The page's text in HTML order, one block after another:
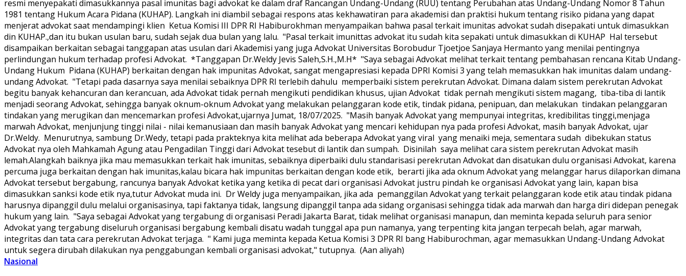
resmi menyepakati dimasukkannya pasal imunitas bagi advokat ke dalam draf Rancangan Undang-Undang (RUU) tentang Perubahan atas Undang-Undang Nomor 8 Tahun
1981 tentang Hukum Acara Pidana (KUHAP). Langkah ini diambil sebagai respons atas kekhawatiran para akademisi dan praktisi hukum tentang risiko pidana yang dapat
menjerat advokat saat mendampingi klien ‎ ‎Ketua Komisi III DPR RI Habiburokhman menyampaikan bahwa pasal terkait imunitas advokat sudah disepakati untuk dimasukkan
din KUHAP.,dan itu bukan usulan baru, sudah sejak dua bulan yang lalu. ‎ ‎"Pasal terkait imunittas advokat itu sudah kita sepakati untuk dimasukkan di KUHAP ‎ ‎Hal tersebut
disampaikan berkaitan sebagai tanggapan atas usulan dari Akademisi yang juga Advokat Universitas Borobudur Tjoetjoe Sanjaya Hermanto yang menilai pentingnya
perlindungan hukum terhadap profesi Advokat. ‎ ‎*Tanggapan Dr.Weldy Jevis Saleh,S.H.,M.H* ‎ ‎"Saya sebagai Advokat melihat terkait tentang pembahasan rencana Kitab Undang-
Undang Hukum Pidana (KUHAP) berkaitan dengan hak impunitas Advokat, sangat mengapresiasi kepada DPRI Komisi 3 yang telah memasukkan hak imunitas dalam undang-
undang Advokat. ‎ ‎"Tetapi pada dasarnya saya menilai sebaiknya DPR RI terlebih dahulu memperbaiki sistem perekrutan Advokat. Dimana dalam sistem perekrutan Advokat
begitu banyak kehancuran dan kerancuan, ada Advokat tidak pernah mengikuti pendidikan khusus, ujian Advokat tidak pernah mengikuti sistem magang, tiba-tiba di lantik
menjadi seorang Advokat, sehingga banyak oknum-oknum Advokat yang melakukan pelanggaran kode etik, tindak pidana, penipuan, dan melakukan tindakan pelanggaran
tindakan yang merugikan dan mencemarkan profesi Advokat,ujarnya Jumat, 18/07/2025. ‎ ‎"Masih banyak Advokat yang mempunyai integritas, kredibilitas tinggi,menjaga
marwah Advokat, menjunjung tinggi nilai - nilai kemanusiaan dan masih banyak Advokat yang mencari kehidupan nya pada profesi Advokat, masih banyak Advokat, ujar
Dr.Weldy. ‎ ‎Menurutnya, sambung Dr.Wedy, tetapi pada prakteknya kita melihat ada beberapa Advokat yang viral yang menaiki meja, sementara sudah dibekukan status
Advokat nya oleh Mahkamah Agung atau Pengadilan Tinggi dari Advokat tesebut di lantik dan sumpah. ‎ ‎Disinilah saya melihat cara sistem perekrutan Advokat masih
lemah.Alangkah baiknya jika mau memasukkan terkait hak imunitas, sebaiknya diperbaiki dulu standarisasi perekrutan Advokat dan disatukan dulu organisasi Advokat, karena
percuma juga berkaitan dengan hak imunitas,kalau bicara hak impunitas berkaitan dengan kode etik, berarti jika ada oknum Advokat yang melanggar harus dilaporkan dimana
Advokat tersebut bergabung, rancunya banyak Advokat ketika yang ketika di pecat dari organisasi Advokat justru pindah ke organisasi Advokat yang lain, kapan bisa
dimasukkan sanksi kode etik nya,tutur Advokat muda ini. ‎ ‎Dr Weldy juga menyampaikan, jika ada pemanggilan Advokat yang terkait pelanggaran kode etik atau tindak pidana
harusnya dipanggil dulu melalui organisasinya, tapi faktanya tidak, langsung dipanggil tanpa ada sidang organisasi sehingga tidak ada marwah dan harga diri didepan penegak
hukum yang lain. ‎ ‎"Saya sebagai Advokat yang tergabung di organisasi Peradi Jakarta Barat, tidak melihat organisasi manapun, dan meminta kepada seluruh para senior
Advokat yang tergabung diseluruh organisasi bergabung kembali disatu wadah tunggal apa pun namanya, yang terpenting kita jangan terpecah belah, agar marwah,
integritas dan tata cara perekrutan Advokat terjaga. ‎ ‎" Kami juga meminta kepada Ketua Komisi 3 DPR RI bang Habiburochman, agar memasukkan Undang-Undang Advokat
untuk segera dirubah dilakukan nya penggabungan kembali organisasi advokat," tutupnya. ‎ ‎(Aan aliyah) ‎
Nasional